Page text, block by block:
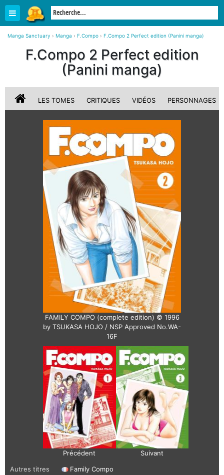
Manga Sanctuary › Manga › F.Compo › F.Compo 2 Perfect edition (Panini manga)
F.Compo 2 Perfect edition
(Panini manga)
LES TOMES CRITIQUES VIDÉOS PERSONNAGES
FAMILY COMPO (complete edition) © 1996
by TSUKASA HOJO / NSP Approved No.WA-
16F
Précédent
Suivant
Autres titres
Family Compo